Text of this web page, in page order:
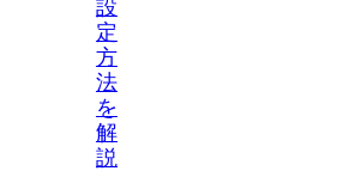
設
定
方
法
を
解
説